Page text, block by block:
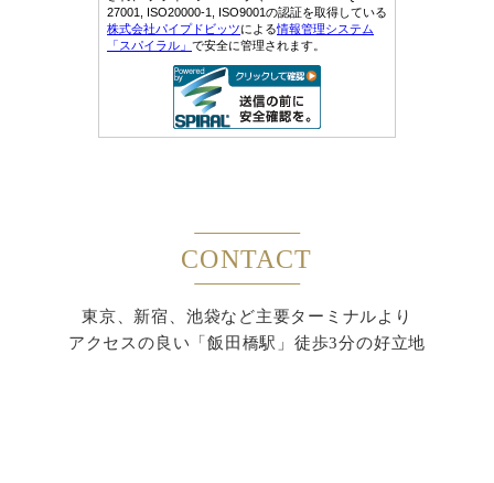
CONTACT
東京、新宿、池袋など主要ターミナルより
アクセスの良い「飯田橋駅」徒歩3分の好立地